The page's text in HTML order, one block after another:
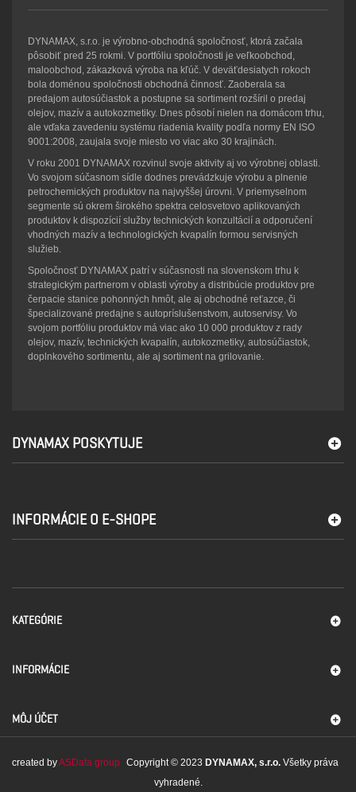
DYNAMAX, s.r.o. je výrobno-obchodná spoločnosť, ktorá začala
pôsobiť pred 25 rokmi. V portfóliu spoločnosti je veľkoobchod,
maloobchod, zákazková výroba na kľúč. V deväťdesiatych rokoch
bola doménou spoločnosti obchodná činnosť. Zaoberala sa
predajom autosúčiastok a postupne sa sortiment rozšíril o predaj
olejov, mazív a autokozmetiky. Dnes pôsobí nielen na domácom trhu,
ale vďaka zavedeniu systému riadenia kvality podľa normy EN ISO
9001:2008, zaujala svoje miesto vo viac ako 30 krajinách.
V roku 2001 DYNAMAX rozvinul svoje aktivity aj vo výrobnej oblasti.
Vo svojom súčasnom sídle dodnes prevádzkuje výrobu a plnenie
petrochemických produktov na najvyššej úrovni. V priemyselnom
segmente sú okrem širokého spektra celosvetovo aplikovaných
produktov k dispozícií služby technických konzultácií a odporučení
vhodných mazív a technologických kvapalín formou servisných
služieb.
Spoločnosť DYNAMAX patrí v súčasnosti na slovenskom trhu k
strategickým partnerom v oblasti výroby a distribúcie produktov pre
čerpacie stanice pohonných hmôt, ale aj obchodné reťazce, či
špecializované predajne s autopríslušenstvom, autoservisy. Vo
svojom portfóliu produktov má viac ako 10 000 produktov z rady
olejov, mazív, technických kvapalín, autokozmetiky, autosúčiastok,
doplnkového sortimentu, ale aj sortiment na grilovanie.
DYNAMAX POSKYTUJE
INFORMÁCIE O E-SHOPE
KATEGÓRIE
INFORMÁCIE
MÔJ ÚČET
created byASData group Copyright © 2023 DYNAMAX, s.r.o.Všetky práva
vyhradené.